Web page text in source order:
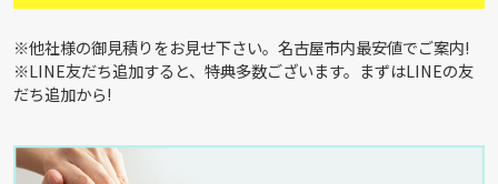
※他社様の御見積りをお見せ下さい。名古屋市内最安値でご案内!
※LINE友だち追加すると、特典多数ございます。まずはLINEの友
だち追加から!